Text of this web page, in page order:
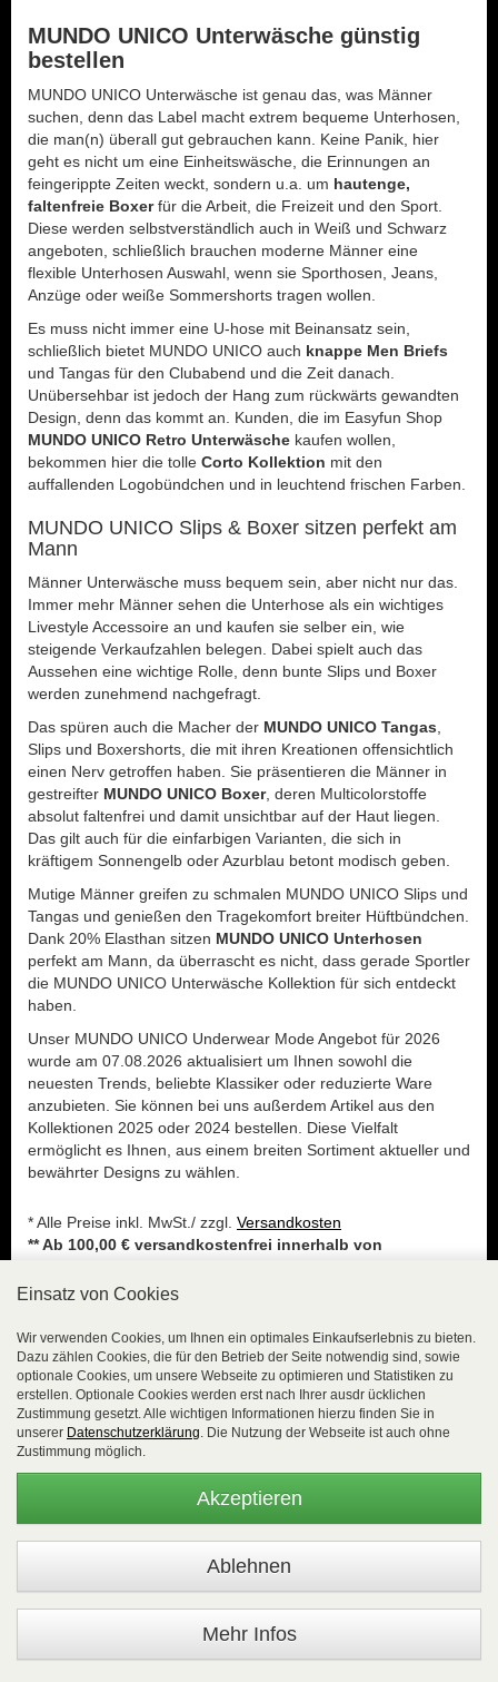
MUNDO UNICO Unterwäsche günstig
bestellen
MUNDO UNICO Unterwäsche ist genau das, was Männer
suchen, denn das Label macht extrem bequeme Unterhosen,
die man(n) überall gut gebrauchen kann. Keine Panik, hier
geht es nicht um eine Einheitswäsche, die Erinnungen an
feingerippte Zeiten weckt, sondern u.a. um hautenge,
faltenfreie Boxerfür die Arbeit, die Freizeit und den Sport.
Diese werden selbstverständlich auch in Weiß und Schwarz
angeboten, schließlich brauchen moderne Männer eine
flexible Unterhosen Auswahl, wenn sie Sporthosen, Jeans,
Anzüge oder weiße Sommershorts tragen wollen.
Es muss nicht immer eine U-hose mit Beinansatz sein,
schließlich bietet MUNDO UNICO auch knappe Men Briefs
und Tangas für den Clubabend und die Zeit danach.
Unübersehbar ist jedoch der Hang zum rückwärts gewandten
Design, denn das kommt an. Kunden, die im Easyfun Shop
MUNDO UNICO Retro Unterwäsche kaufen wollen,
bekommen hier die tolle Corto Kollektion mit den
auffallenden Logobündchen und in leuchtend frischen Farben.
MUNDO UNICO Slips & Boxer sitzen perfekt am
Mann
Männer Unterwäsche muss bequem sein, aber nicht nur das.
Immer mehr Männer sehen die Unterhose als ein wichtiges
Livestyle Accessoire an und kaufen sie selber ein, wie
steigende Verkaufzahlen belegen. Dabei spielt auch das
Aussehen eine wichtige Rolle, denn bunte Slips und Boxer
werden zunehmend nachgefragt.
Das spüren auch die Macher der MUNDO UNICO Tangas
Slips und Boxershorts, die mit ihren Kreationen offensichtlich
einen Nerv getroffen haben. Sie präsentieren die Männer in
gestreifter MUNDO UNICO Boxer, deren Multicolorstoffe
absolut faltenfrei und damit unsichtbar auf der Haut liegen.
Das gilt auch für die einfarbigen Varianten, die sich in
kräftigem Sonnengelb oder Azurblau betont modisch geben.
Mutige Männer greifen zu schmalen MUNDO UNICO Slips und
Tangas und genießen den Tragekomfort breiter Hüftbündchen.
Dank 20% Elasthan sitzen MUNDO UNICO Unterhosen
perfekt am Mann, da überrascht es nicht, dass gerade Sportler
die MUNDO UNICO Unterwäsche Kollektion für sich entdeckt
haben.
Unser MUNDO UNICO Underwear Mode Angebot für 2026
wurde am 07.08.2026 aktualisiert um Ihnen sowohl die
neuesten Trends, beliebte Klassiker oder reduzierte Ware
anzubieten. Sie können bei uns außerdem Artikel aus den
Kollektionen 2025 oder 2024 bestellen. Diese Vielfalt
ermöglicht es Ihnen, aus einem breiten Sortiment aktueller und
bewährter Designs zu wählen.
* Alle Preise inkl. MwSt./ zzgl. Versandkosten
** Ab 100,00 € versandkostenfrei innerhalb von
*** Pflichtfeld
Kostenlose Hotline: 02654 8839818, Montag - Freitag
08:00 Uhr - 16:00 Uhr oder per E-Mail:
vertrieb(at)easyfunshop.net
Service
Newsletter
Kontakt
Warenkorb: 0 Artikel | 0,00 EUR
Informationen
Einsatz von Cookies
Wir verwenden Cookies, um Ihnen ein optimales Einkaufserlebnis zu bieten.
Dazu zählen Cookies, die für den Betrieb der Seite notwendig sind, sowie
optionale Cookies, um unsere Webseite zu optimieren und Statistiken zu
erstellen. Optionale Cookies werden erst nach Ihrer ausdr ücklichen
Zustimmung gesetzt. Alle wichtigen Informationen hierzu finden Sie in
unserer Datenschutzerklärung. Die Nutzung der Webseite ist auch ohne
Zustimmung möglich.
Akzeptieren
Mehr Infos